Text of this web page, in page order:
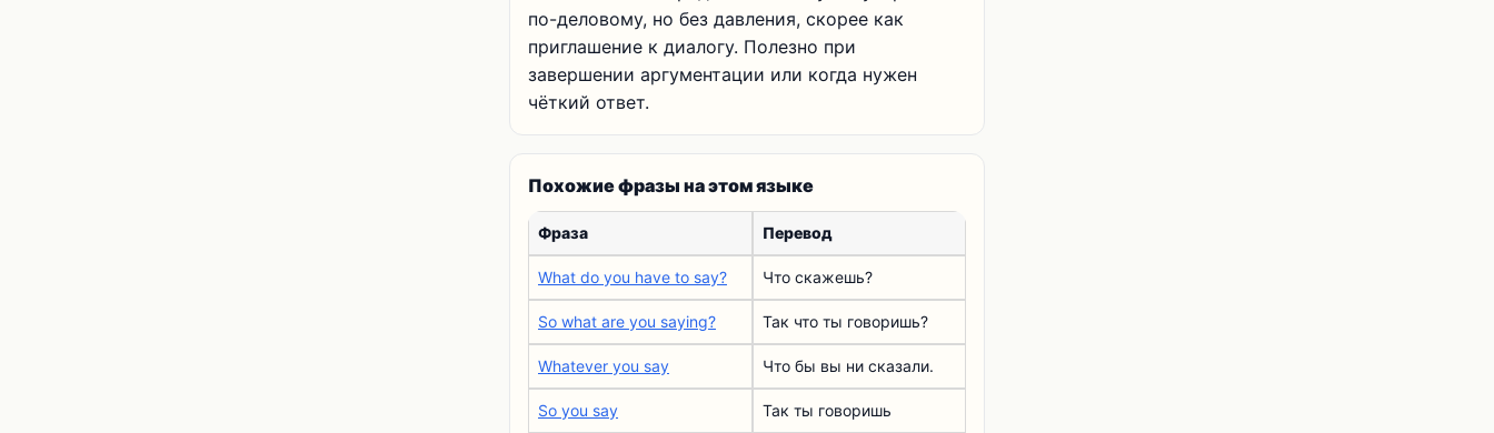
по-деловому, но без давления, скорее как
приглашение к диалогу. Полезно при
завершении аргументации или когда нужен
чёткий ответ.
Похожие фразы на этом языке
Фраза Перевод
What do you have to say? Что скажешь?
So what are you saying? Так что ты говоришь?
Whatever you say Что бы вы ни сказали.
So you say Так ты говоришь